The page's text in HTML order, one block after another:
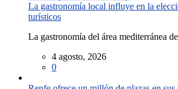
La gastronomía local influye en la
turísticos
La gastronomía del área mediterránea
4 agosto, 2026
0